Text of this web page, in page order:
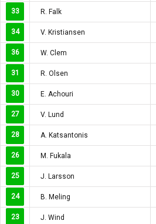
33 R. Falk
34 V. Kristiansen
36 W. Clem
31 R. Olsen
30 E. Achouri
27 V. Lund
28 A. Katsantonis
26 M. Fukala
25 J. Larsson
24 B. Meling
23 J. Wind